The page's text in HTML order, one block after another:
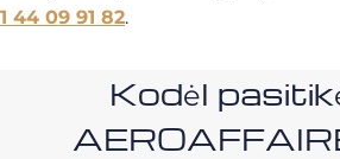
1 44 09 91 82.
Kodėl